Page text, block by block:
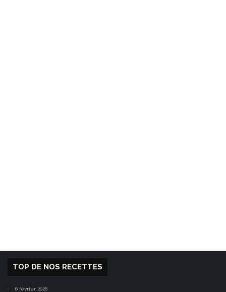
TOP DE NOS RECETTES
6 février 2026